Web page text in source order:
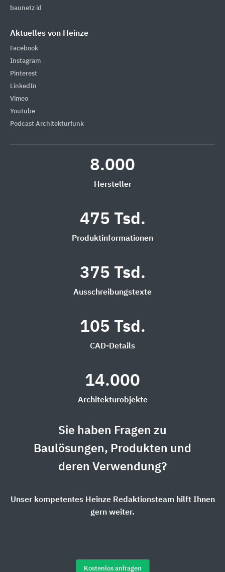
baunetz id
Aktuelles von Heinze
Facebook
Instagram
Pinterest
LinkedIn
Vimeo
Youtube
Podcast Architekturfunk
8.000
Hersteller
475 Tsd.
Produktinformationen
375 Tsd.
Ausschreibungstexte
105 Tsd.
CAD-Details
14.000
Architekturobjekte
Sie haben Fragen zu
Baulösungen, Produkten und
deren Verwendung?
Unser kompetentes Heinze Redaktionsteam hilft Ihnen
gern weiter.
Kostenlos anfragen